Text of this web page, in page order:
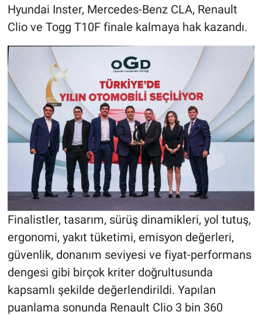
Hyundai Inster, Mercedes-Benz CLA, Renault
Clio ve Togg T10F finale kalmaya hak kazandı.
Finalistler, tasarım, sürüş dinamikleri, yol tutuş,
ergonomi, yakıt tüketimi, emisyon değerleri,
güvenlik, donanım seviyesi ve fiyat-performans
dengesi gibi birçok kriter doğrultusunda
kapsamlı şekilde değerlendirildi. Yapılan
puanlama sonunda Renault Clio 3 bin 360